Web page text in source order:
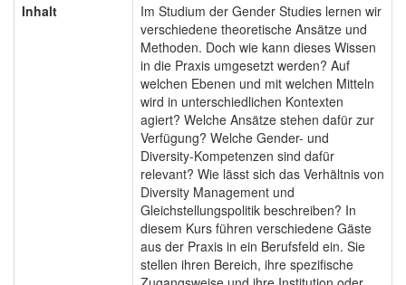
Inhalt
Im Studium der Gender Studies lernen wir
verschiedene theoretische Ansätze und
Methoden. Doch wie kann dieses Wissen
in die Praxis umgesetzt werden? Auf
welchen Ebenen und mit welchen Mitteln
wird in unterschiedlichen Kontexten
agiert? Welche Ansätze stehen dafür zur
Verfügung? Welche Gender- und
Diversity-Kompetenzen sind dafür
relevant? Wie lässt sich das Verhältnis von
Diversity Management und
Gleichstellungspolitik beschreiben? In
diesem Kurs führen verschiedene Gäste
aus der Praxis in ein Berufsfeld ein. Sie
stellen ihren Bereich, ihre spezifische